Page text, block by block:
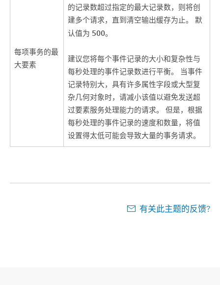
每项事务的最
大要素
的记录数超过指定的最大记录数，则将创
建多个请求，直到清空输出缓存为止。 默
认值为 500。
建议您将每个事件记录的大小和复杂性与
每秒处理的事件记录数进行平衡。 当事件
记录特别大，具有许多属性字段或大型复
杂几何对象时，请减小该值以避免发送超
过要素服务处理能力的请求。 但是，根据
每秒处理的事件记录的速度和数量，将值
设置得太低可能会导致大量的事务请求。
有关此主题的反馈?